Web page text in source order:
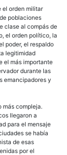
el orden militar
poblaciones
clase al compás de
el orden político, la
poder, el respaldo
legitimidad
el más importante
durante las
emancipadores y
más compleja.
llegaron a
para el mensaje
se había
de esas
por el